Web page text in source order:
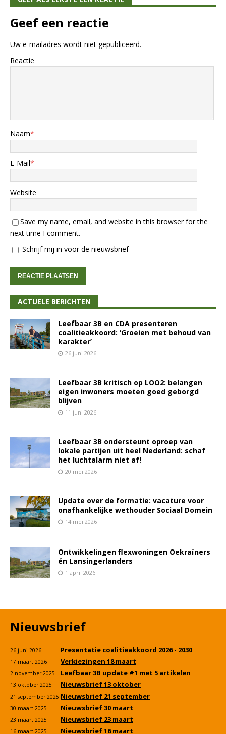
Geef een reactie
Uw e-mailadres wordt niet gepubliceerd.
Reactie
Naam*
E-Mail*
Website
Save my name, email, and website in this browser for the
next time I comment.
Schrijf mij in voor de nieuwsbrief
ACTUELE BERICHTEN
Leefbaar 3B en CDA presenteren
coalitieakkoord: ‘Groeien met behoud van
karakter’
26 juni 2026
Leefbaar 3B kritisch op LOO2: belangen
eigen inwoners moeten goed geborgd
blijven
11 juni 2026
Leefbaar 3B ondersteunt oproep van
lokale partijen uit heel Nederland: schaf
het luchtalarm niet af!
20 mei 2026
Update over de formatie: vacature voor
onafhankelijke wethouder Sociaal Domein
14 mei 2026
Ontwikkelingen flexwoningen Oekraïners
én Lansingerlanders
1 april 2026
Nieuwsbrief
26 juni 2026 Presentatie coalitieakkoord 2026 - 2030
17 maart 2026 Verkiezingen 18 maart
2 november 2025 Leefbaar 3B update #1 met 5 artikelen
13 oktober 2025 Nieuwsbrief 13 oktober
21 september 2025 Nieuwsbrief 21 september
30 maart 2025 Nieuwsbrief 30 maart
23 maart 2025 Nieuwsbrief 23 maart
16 maart 2025 Nieuwsbrief 16 maart